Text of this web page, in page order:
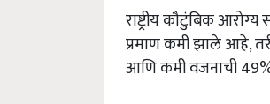
राष्ट्रीय कौटुंबिक
प्रमाण कमी झाले आहे,
आणि कमी वजनाची